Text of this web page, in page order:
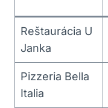
Reštaurácia U
Janka
Pizzeria Bella
Italia